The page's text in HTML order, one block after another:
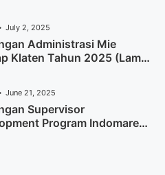
July 2, 2025
Administrasi Mie
Klaten Tahun 2025 (Lamar
June 21, 2025
Supervisor
Program Indomaret